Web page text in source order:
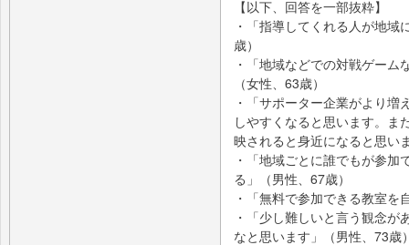
【以下、回答を一部抜粋】
・「指導してくれる人が地
歳）
・「地域などでの対戦ゲー
（女性、63歳）
・「サポーター企業がより
しやすくなると思います。ま
映されると身近になると思い
・「地域ごとに誰でもが参
る」（男性、67歳）
・「無料で参加できる教室
・「少し難しいと言う観念
なと思います」（男性、73歳